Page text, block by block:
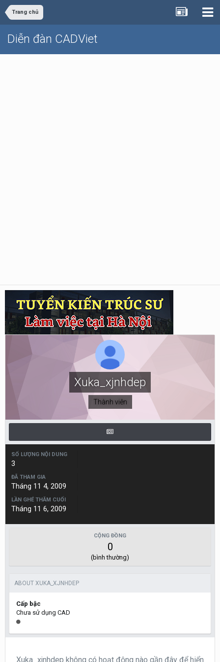
Trang chủ
Diễn đàn CADViet
Xuka_xjnhdep
Thành viên
SỐ LƯỢNG NỘI DUNG
3
ĐÃ THAM GIA
Tháng 11 4, 2009
LẦN GHÉ THĂM CUỐI
Tháng 11 6, 2009
CỘNG ĐỒNG
0
(bình thường)
ABOUT XUKA_XJNHDEP
Cấp bậc
Chưa sử dụng CAD
Xuka_xjnhdep không có hoạt động nào gần đây để hiển